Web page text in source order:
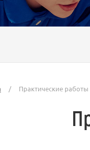
/ Практические работы